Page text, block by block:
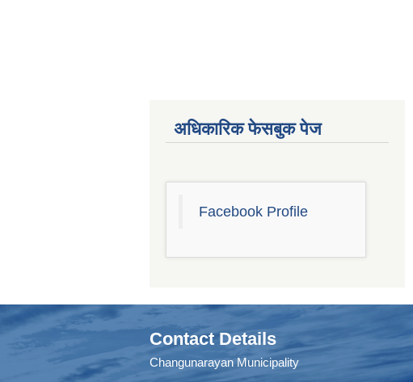
अधिकारिक फेसबुक पेज
Facebook Profile
Contact Details
Changunarayan Municipality